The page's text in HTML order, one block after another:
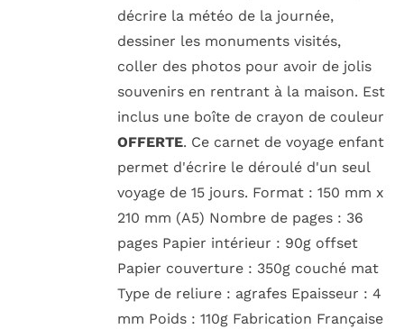
décrire la météo de la journée,
dessiner les monuments visités,
coller des photos pour avoir de jolis
souvenirs en rentrant à la maison. Est
inclus une boîte de crayon de couleur
OFFERTE. Ce carnet de voyage enfant
permet d'écrire le déroulé d'un seul
voyage de 15 jours. Format : 150 mm x
210 mm (A5) Nombre de pages : 36
pages Papier intérieur : 90g offset
Papier couverture : 350g couché mat
Type de reliure : agrafes Epaisseur : 4
mm Poids : 110g Fabrication Française